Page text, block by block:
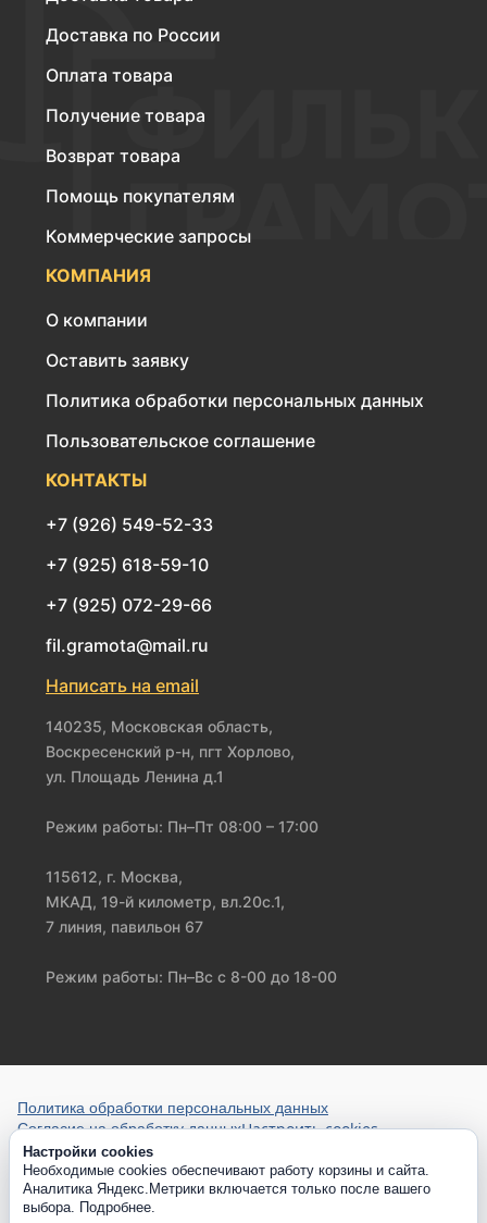
Доставка по России
Оплата товара
Получение товара
Возврат товара
Помощь покупателям
Коммерческие запросы
КОМПАНИЯ
О компании
Оставить заявку
Политика обработки персональных данных
Пользовательское соглашение
КОНТАКТЫ
+7 (926) 549-52-33
+7 (925) 618-59-10
+7 (925) 072-29-66
fil.gramota@mail.ru
Написать на email
140235, Московская область,
Воскресенский р-н, пгт Хорлово,
ул. Площадь Ленина д.1
Режим работы: Пн–Пт 08:00 – 17:00
115612, г. Москва,
МКАД, 19-й километр, вл.20с.1,
7 линия, павильон 67
Режим работы: Пн–Вс с 8-00 до 18-00
Политика обработки персональных данных
Согласие на обработку данныхНастроить cookies
Настройки cookies
Необходимые cookies обеспечивают работу корзины и сайта.
Аналитика Яндекс.Метрики включается только после вашего
выбора. Подробнее.